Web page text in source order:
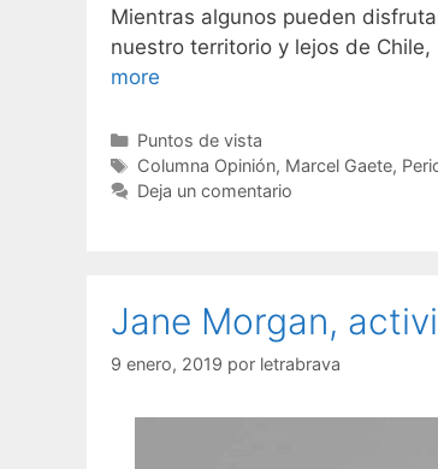
Mientras algunos pueden
nuestro territorio y lejos de
more
Puntos de vista
Columna Opinión, Marcel Gaete,
Deja un comentario
Jane Morgan,
9 enero, 2019 por letrabrava